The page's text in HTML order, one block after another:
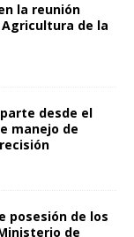
la reunión
de la
desde el
manejo de
posesión de los
de